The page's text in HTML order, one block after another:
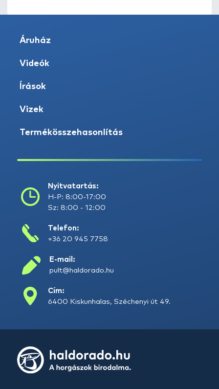
Áruház
Videók
Írások
Vizek
Termékösszehasonlítás
Nyitvatartás:
H-P: 8:00-17:00
Sz: 8:00 - 12:00
Telefon:
+36 20 945 7758
E-mail:
pult@haldorado.hu
Cím:
6400 Kiskunhalas, Széchenyi út 49.